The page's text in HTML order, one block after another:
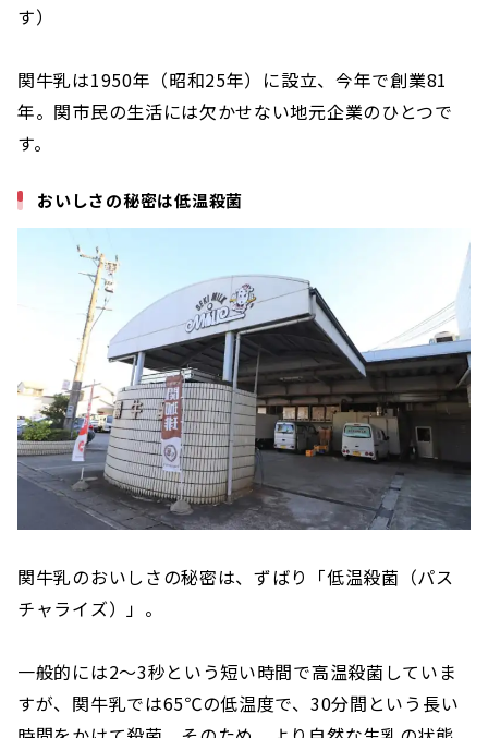
す）
関牛乳は1950年（昭和25年）に設立、今年で創業81
年。関市民の生活には欠かせない地元企業のひとつで
す。
おいしさの秘密は低温殺菌
関牛乳のおいしさの秘密は、ずばり「低温殺菌（パス
チャライズ）」。
一般的には2〜3秒という短い時間で高温殺菌していま
すが、関牛乳では65℃の低温度で、30分間という長い